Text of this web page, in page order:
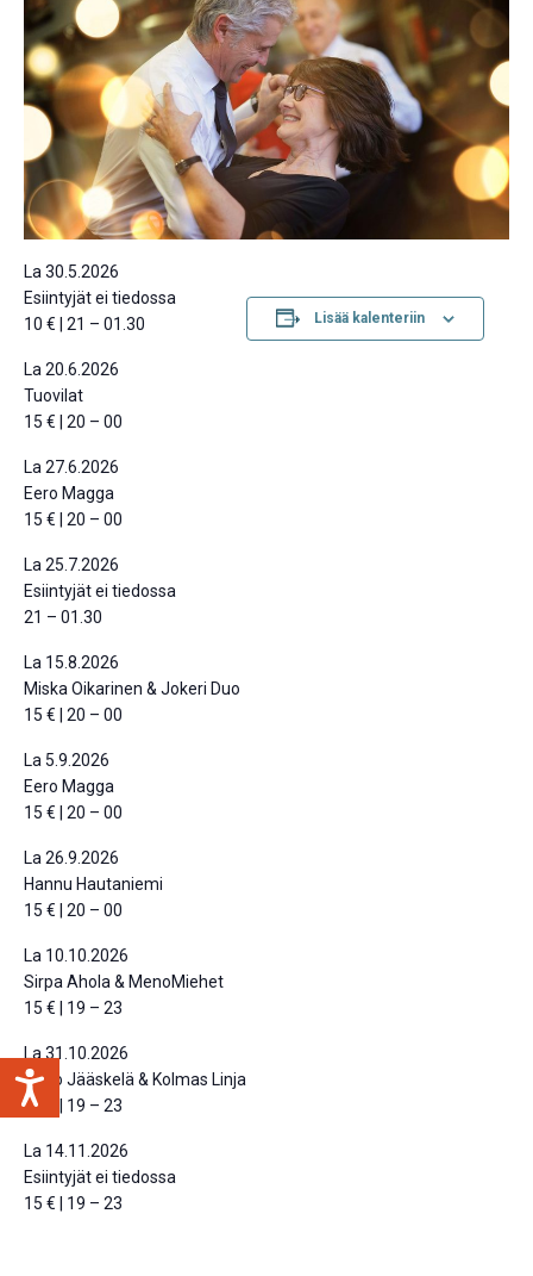
La 30.5.2026
Esiintyjät ei tiedossa
10 € | 21 – 01.30
La 20.6.2026
Tuovilat
15 € | 20 – 00
La 27.6.2026
Eero Magga
15 € | 20 – 00
La 25.7.2026
Esiintyjät ei tiedossa
21 – 01.30
La 15.8.2026
Miska Oikarinen & Jokeri Duo
15 € | 20 – 00
La 5.9.2026
Eero Magga
15 € | 20 – 00
La 26.9.2026
Hannu Hautaniemi
15 € | 20 – 00
La 10.10.2026
Sirpa Ahola & MenoMiehet
15 € | 19 – 23
La 31.10.2026
Timo Jääskelä & Kolmas Linja
15 € | 19 – 23
La 14.11.2026
Esiintyjät ei tiedossa
15 € | 19 – 23
Lisää kalenteriin